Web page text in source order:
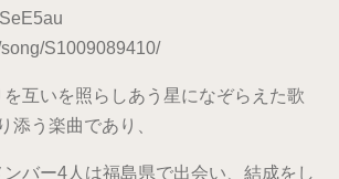
S1009089410/
互いを照らしあう星になぞらえた歌
添う楽曲であり、
バー4人は福島県で出会い、結成をし